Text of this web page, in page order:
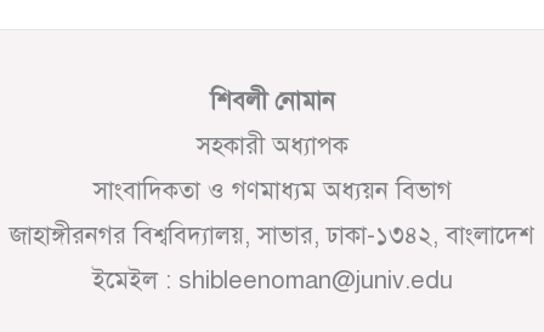
শিবলী নোমান
সহকারী অধ্যাপক
সাংবাদিকতা ও গণমাধ্যম অধ্যয়ন বিভাগ
জাহাঙ্গীরনগর বিশ্ববিদ্যালয়, সাভার, ঢাকা-১৩৪২, বাংলাদেশ
ইমেইল : shibleenoman@juniv.edu